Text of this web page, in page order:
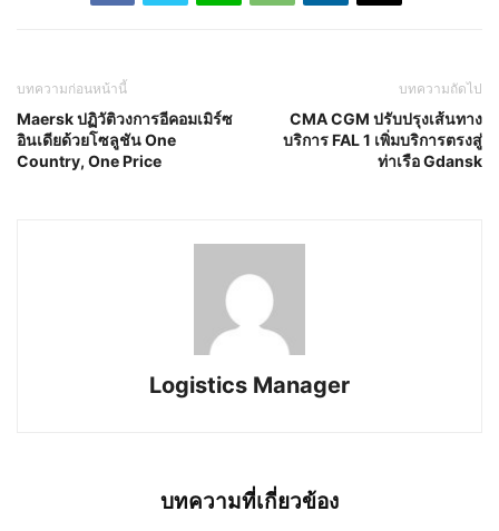
บทความก่อนหน้านี้
Maersk ปฏิวัติวงการอีคอมเมิร์ซ
อินเดียด้วยโซลูชัน One
Country, One Price
บทความถัดไป
CMA CGM ปรับปรุงเส้นทาง
บริการ FAL 1 เพิ่มบริการตรงสู่
ท่าเรือ Gdansk
Logistics Manager
บทความที่เกี่ยวข้อง